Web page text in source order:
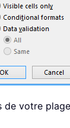
de votre